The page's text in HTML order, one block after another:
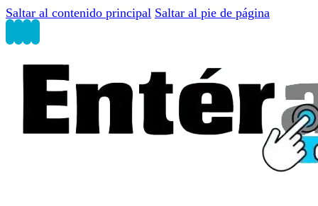
Saltar al contenido principal Saltar al pie de página